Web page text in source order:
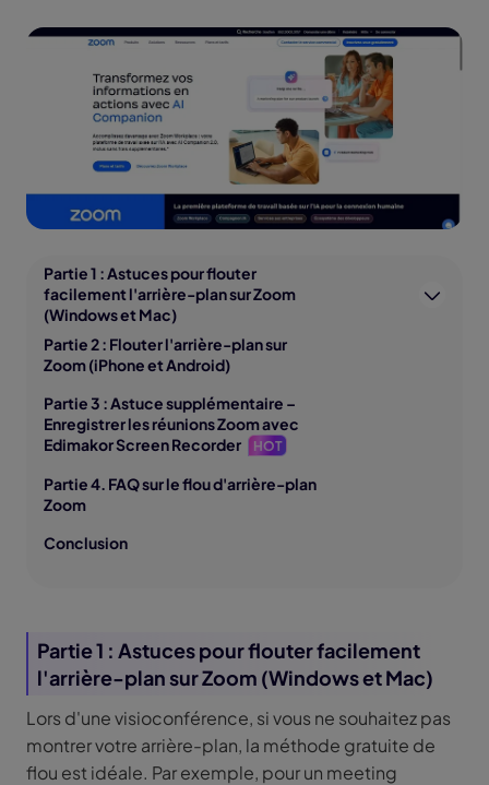
Partie 1 : Astuces pour flouter
facilement l'arrière-plan sur Zoom
(Windows et Mac)
Partie 2 : Flouter l'arrière-plan sur
Zoom (iPhone et Android)
Partie 3 : Astuce supplémentaire –
Enregistrer les réunions Zoom avec
Edimakor Screen Recorder
HOT
Partie 4. FAQ sur le flou d'arrière-plan
Zoom
Conclusion
Partie 1 : Astuces pour flouter facilement
l'arrière-plan sur Zoom (Windows et Mac)
Lors d'une visioconférence, si vous ne souhaitez pas
montrer votre arrière-plan, la méthode gratuite de
flou est idéale. Par exemple, pour un meeting